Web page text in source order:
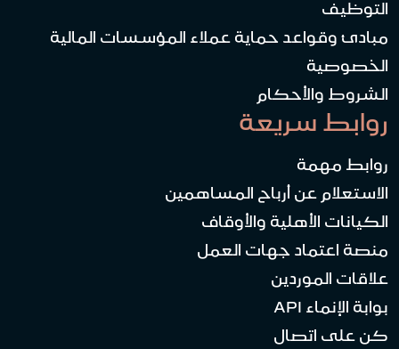
التوظيف
مبادئ وقواعد حماية عملاء المؤسسات المالية
الخصوصية
الشروط والأحكام
روابط سريعة
روابط مهمة
الاستعلام عن أرباح المساهمين
الكيانات الأهلية والأوقاف
منصة اعتماد جهات العمل
علاقات الموردين
بوابة الإنماء API
كن على اتصال